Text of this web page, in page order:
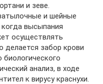
и зеве.
и шейные
высыпания
осуществлять
делается забор крови
биологического
анализ, в ходе
к вирусу краснухи.